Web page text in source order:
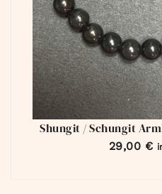
Shungit / Schungit
29,00 €